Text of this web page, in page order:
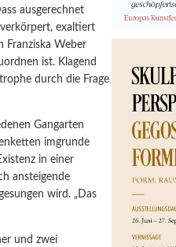
ausgerechnet
verkörpert, exaltiert
Franziska Weber
ist. Klagend
durch die Frage
Gangarten
imgrunde
in einer
ansteigende
wird. „Das
und zwei